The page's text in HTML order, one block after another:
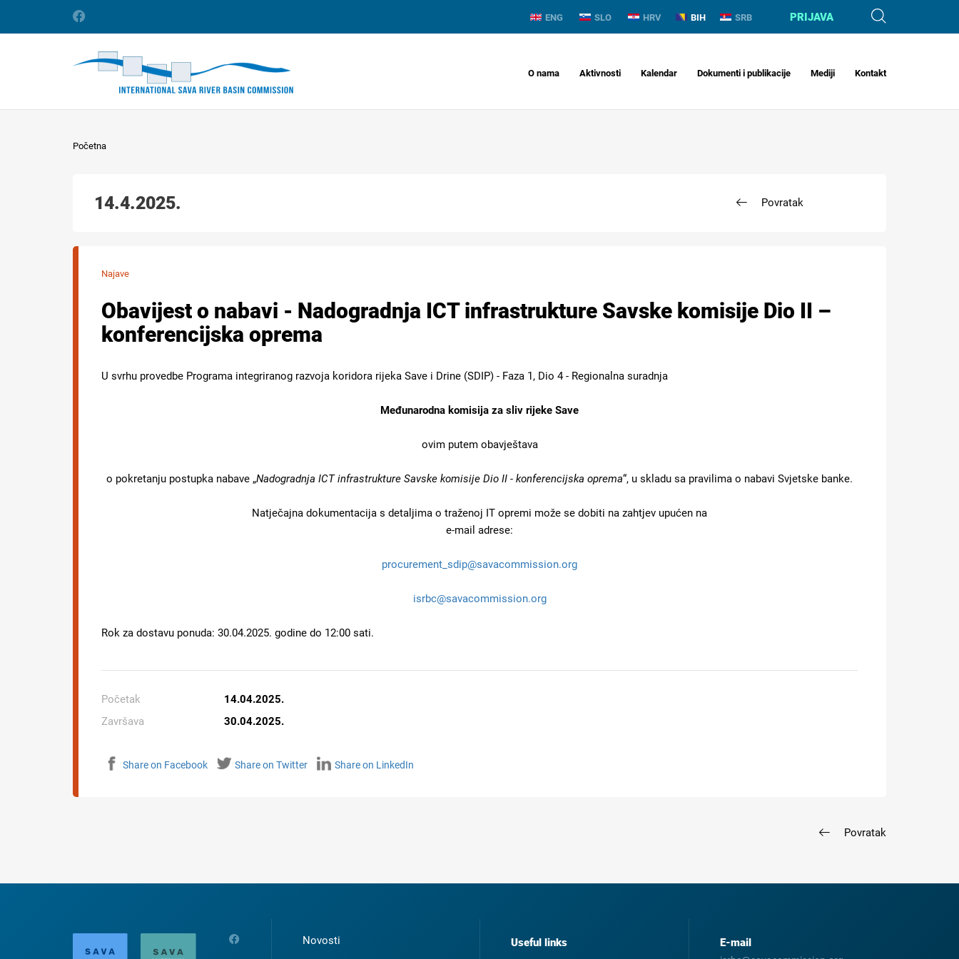
ENG SLO HRV BIH SRB PRIJAVA
O nama Aktivnosti Kalendar Dokumenti i publikacije Mediji Kontakt
Početna
14.4.2025. Povratak
Najave
Obavijest o nabavi - Nadogradnja ICT infrastrukture Savske komisije Dio II –
konferencijska oprema
U svrhu provedbe Programa integriranog razvoja koridora rijeka Save i Drine (SDIP) - Faza 1, Dio 4 - Regionalna suradnja
Međunarodna komisija za sliv rijeke Save
ovim putem obavještava
o pokretanju postupka nabave „Nadogradnja ICT infrastrukture Savske komisije Dio II - konferencijska oprema“, u skladu sa pravilima o nabavi Svjetske banke.
Natječajna dokumentacija s detaljima o traženoj IT opremi može se dobiti na zahtjev upućen na
e-mail adrese:
procurement_sdip@savacommission.org
isrbc@savacommission.org
Rok za dostavu ponuda: 30.04.2025. godine do 12:00 sati.
Početak
14.04.2025.
Završava
30.04.2025.
Share on Facebook Share on Twitter Share on LinkedIn
Povratak
Novosti Useful links E-mail